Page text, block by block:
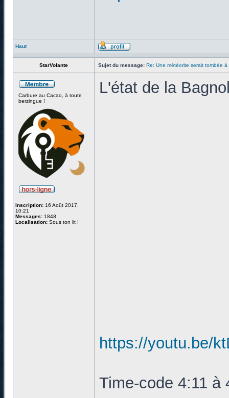
Haut
StarVolante Sujet du message: Re: Une météorite serait tombée à
Carbure au Cacao, à toute
berzingue !
Inscription: 16 Août 2017,
10:21
Messages: 1848
Localisation: Sous ton lit !
L'état de la
https://youtu.be/
Time-code 4:11 à